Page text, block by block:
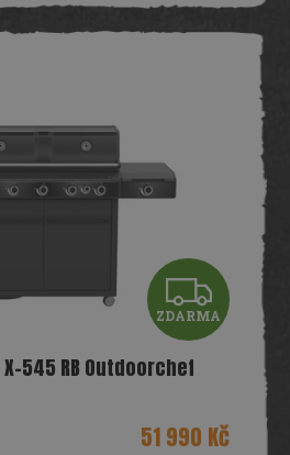
Z
D
R
ZDARMA
X-545 RB Outdoorchef
51 990 Kč